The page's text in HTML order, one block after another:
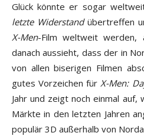
Glück könnte er sogar
letzte Widerstandübertreffen
X-Men-Film weltweit werden,
danach aussieht, dass der in
von allen biserigen Filmen
gutes Vorzeichen fürX-Men:
Jahr und zeigt noch einmal
Märkte in den letzten Jahren
populär 3D außerhalb von